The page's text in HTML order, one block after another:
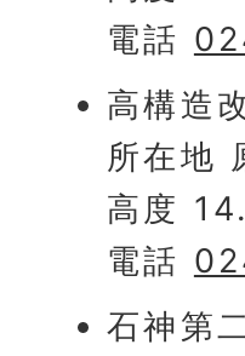
電話
高構造
所在地
高度
電話
石神第